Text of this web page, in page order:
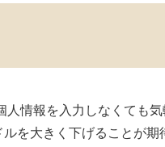
情報を入力しなくても
を大きく下げることが期